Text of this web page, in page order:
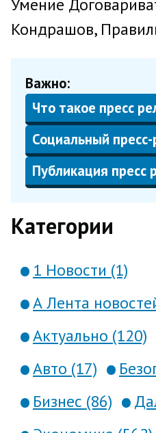
Умение
Кондрашов,
Важно:
Что такое пресс
Социальный пресс-
Публикация пресс
Категории
1 Новости (1)
А Лента
Актуально (120)
Авто (17)
Бизнес (86)